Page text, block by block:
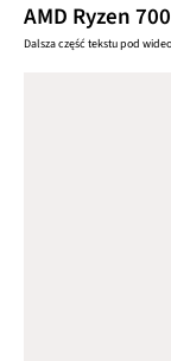
AMD Ryzen
Dalsza część tekstu pod wideo